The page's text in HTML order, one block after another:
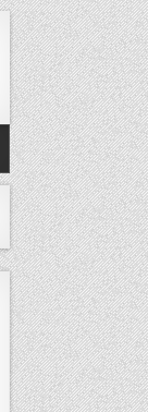
Skip to content